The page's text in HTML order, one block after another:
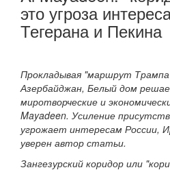
это угроза
Тегерана и Пекина
Прокладывая "маршрут
Азербайджан, Белый дом
миротворческие и
Mayadeen. Усиление
угрожает интересам России,
уверен автор статьи.
Зангезурский коридор или